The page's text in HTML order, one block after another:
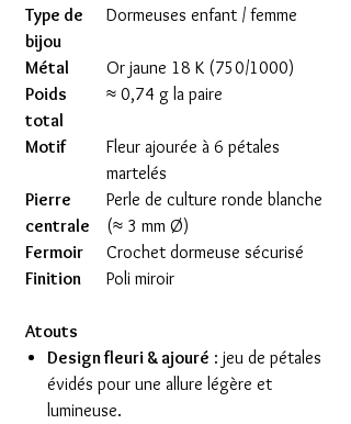
Type de
bijou
Dormeuses enfant / femme
Métal
Or jaune 18 K (750/1000)
Poids
total
≈ 0,74 g la paire
Motif
Fleur ajourée à 6 pétales
martelés
Pierre
centrale
Perle de culture ronde blanche
(≈ 3 mm Ø)
Fermoir
Crochet dormeuse sécurisé
Finition
Poli miroir
Atouts
Design fleuri & ajouré : jeu de pétales
évidés pour une allure légère et
lumineuse.